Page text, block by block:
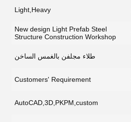
Light,Heavy
New design Light Prefab Steel
Structure Construction Workshop
طلاء مجلفن بالغمس الساخن
Customers' Requirement
AutoCAD,3D,PKPM,custom